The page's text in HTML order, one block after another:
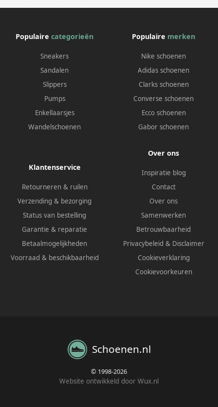
Populaire categorieën
Sneakers
Sandalen
Slippers
Pumps
Enkellaarsjes
Wandelschoenen
Populaire merken
Nike schoenen
Adidas schoenen
Clarks schoenen
Converse schoenen
Ecco schoenen
Gabor schoenen
Klantenservice
Retourneren & ruilen
Verzending & bezorging
Status van bestelling
Garantie & reparatie
Betaalmogelijkheden
Voorraad & beschikbaarheid
Over ons
Inspiratie blog
Contact
Over ons
Samenwerken
Betrouwbaarheid
Privacybeleid & Disclaimer
Cookieverklaring
Cookievoorkeuren
Schoenen.nl
© 1998-2026
Website ontwikkeld door Wux.nl